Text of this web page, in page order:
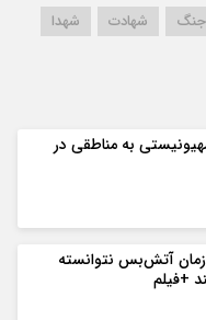
جنگ شهادت شهدا
حمله دشمن امریکایی صهیونیستی به مناطقی در
آتش‌بس نتوانسته
+فیلم